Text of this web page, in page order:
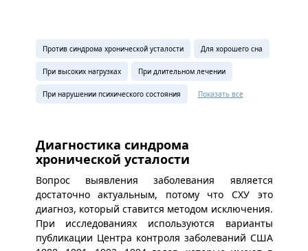
Против синдрома хронической усталости Для хорошего сна
При высоких нагрузках При длительном лечении
При нарушении психического состояния Показать все
Диагностика синдрома
хронической усталости
Вопрос выявления заболевания является
достаточно актуальным, потому что СХУ это
диагноз, который ставится методом исключения.
При исследованиях используются варианты
публикации Центра контроля заболеваний США